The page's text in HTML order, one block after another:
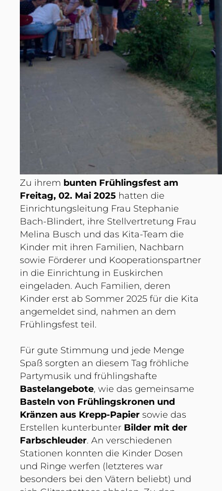
Zu ihrem bunten Frühlingsfest am
Freitag, 02. Mai 2025 hatten die
Einrichtungsleitung Frau Stephanie
Bach-Blindert, ihre Stellvertretung Frau
Melina Busch und das Kita-Team die
Kinder mit ihren Familien, Nachbarn
sowie Förderer und Kooperationspartner
in die Einrichtung in Euskirchen
eingeladen. Auch Familien, deren
Kinder erst ab Sommer 2025 für die Kita
angemeldet sind, nahmen an dem
Frühlingsfest teil.
Für gute Stimmung und jede Menge
Spaß sorgten an diesem Tag fröhliche
Partymusik und frühlingshafte
Bastelangebote, wie das gemeinsame
Basteln von Frühlingskronen und
Kränzen aus Krepp-Papier sowie das
Erstellen kunterbunter Bilder mit der
Farbschleuder. An verschiedenen
Stationen konnten die Kinder Dosen
und Ringe werfen (letzteres war
besonders bei den Vätern beliebt) und